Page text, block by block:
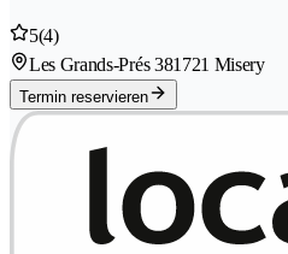
5(4)
Les Grands-Prés 381721 Misery
Termin reservieren